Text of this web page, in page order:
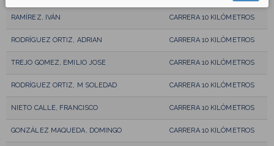
RAMÍREZ, IVÁN CARRERA 10 KILÓMETROS
RODRÍGUEZ ORTIZ, ADRIAN CARRERA 10 KILÓMETROS
TREJO GOMEZ, EMILIO JOSE CARRERA 10 KILÓMETROS
RODRÍGUEZ ORTIZ, M SOLEDAD CARRERA 10 KILÓMETROS
NIETO CALLE, FRANCISCO CARRERA 10 KILÓMETROS
GONZÁLEZ MAQUEDA, DOMINGO CARRERA 10 KILÓMETROS